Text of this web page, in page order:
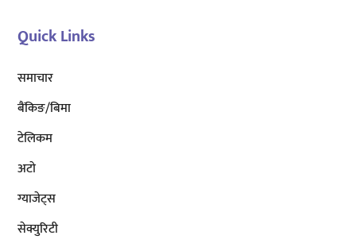
Quick Links
समाचार
बैंकिङ/बिमा
टेलिकम
अटाे
ग्याजेट्स
सेक्युरिटी